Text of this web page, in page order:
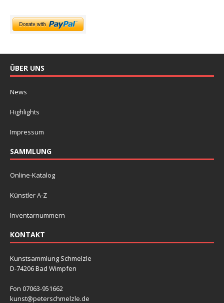
ÜBER UNS
News
Highlights
Impressum
SAMMLUNG
Online-Katalog
Künstler A-Z
Inventarnummern
KONTAKT
Kunstsammlung Schmelzle
D-74206 Bad Wimpfen
Fon 07063-951662
kunst@peterschmelzle.de